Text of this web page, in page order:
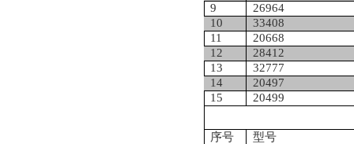
9
26964
10
33408
11
20668
12
28412
13
32777
14
20497
15
20499
序号
型号